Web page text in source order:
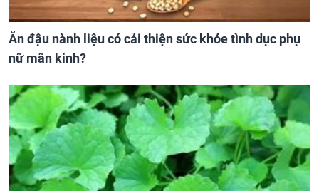
Ăn đậu nành liệu có cải thiện sức khỏe tình dục phụ
nữ mãn kinh?